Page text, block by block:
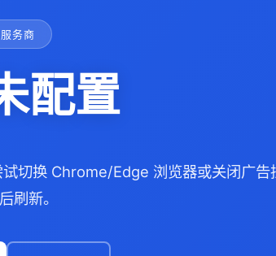
务商
配置
切换 Chrome/Edge 浏览器或关闭广告
刷新。